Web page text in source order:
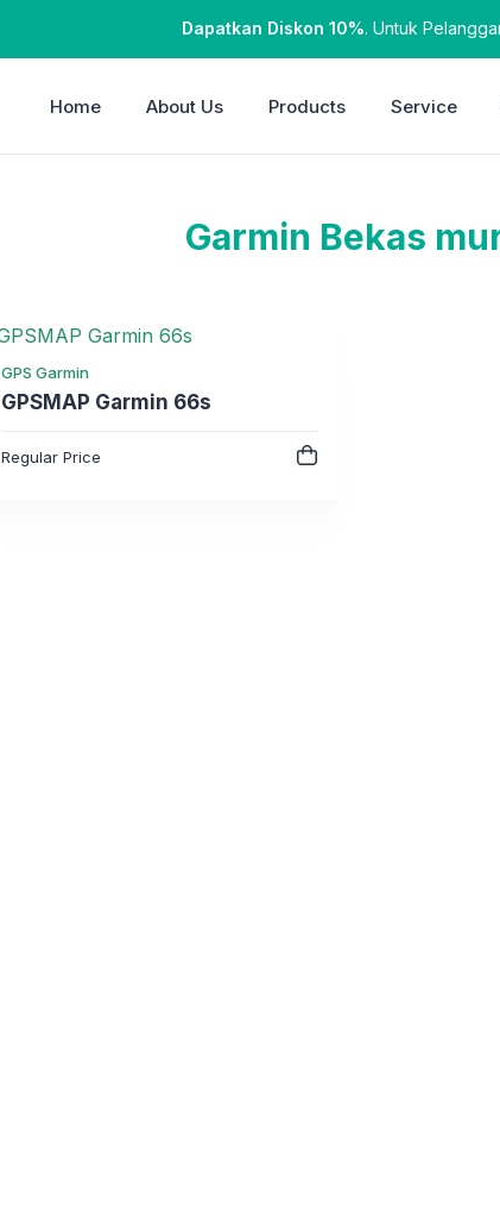
Dapatkan Diskon 10%. Untuk
Home About Us Products Service
Garmin Bekas
GPS Garmin
GPSMAP Garmin 66s
Regular Price